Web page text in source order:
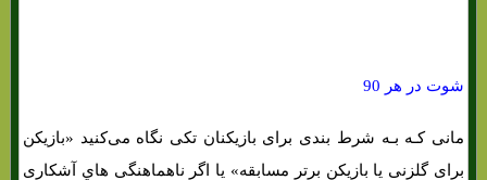
شوت در هر 90
مانی کـه بـه شرط بندی برای بازیکنان تکی نگاه می‌کنید «بازیکن
برای گلزنی یا بازیکن برتر مسابقه» یا اگر ناهماهنگی هاي‌ آشکاری